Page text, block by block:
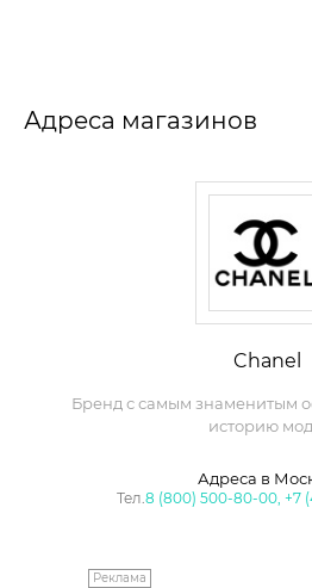
Адреса магазинов
Chanel
Бренд с самым знаменитым
историю
Адреса в
Тел.8 (800) 500-80-00, +7
Реклама